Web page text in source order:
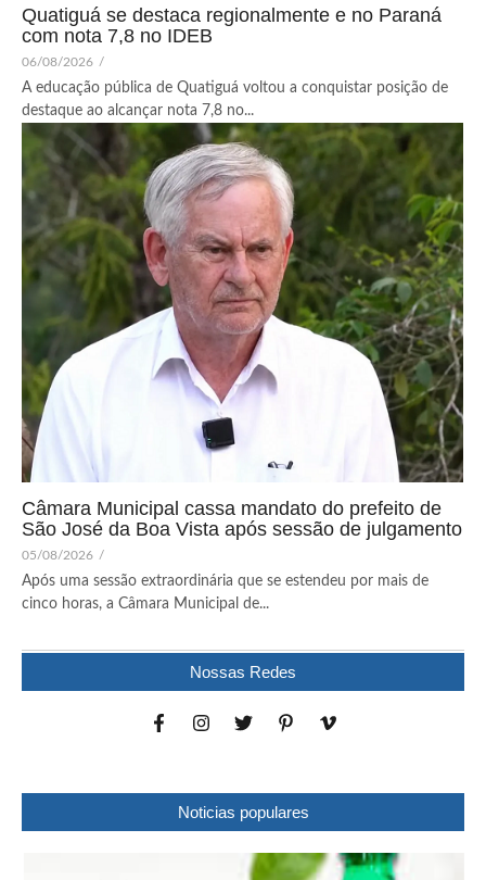
Quatiguá se destaca regionalmente e no Paraná
com nota 7,8 no IDEB
06/08/2026 /
A educação pública de Quatiguá voltou a conquistar posição de
destaque ao alcançar nota 7,8 no...
Câmara Municipal cassa mandato do prefeito de
São José da Boa Vista após sessão de julgamento
05/08/2026 /
Após uma sessão extraordinária que se estendeu por mais de
cinco horas, a Câmara Municipal de...
Nossas Redes
Noticias populares